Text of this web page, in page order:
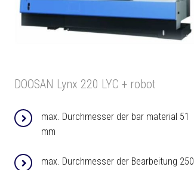
DOOSAN Lynx 220 LYC + robot
max. Durchmesser der bar material 51
mm
max. Durchmesser der Bearbeitung 250